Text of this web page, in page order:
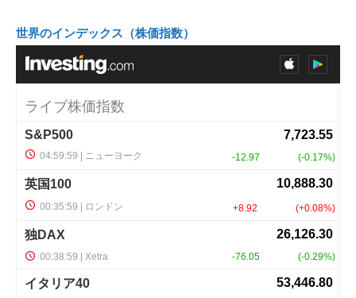
世界のインデックス（株価指数）